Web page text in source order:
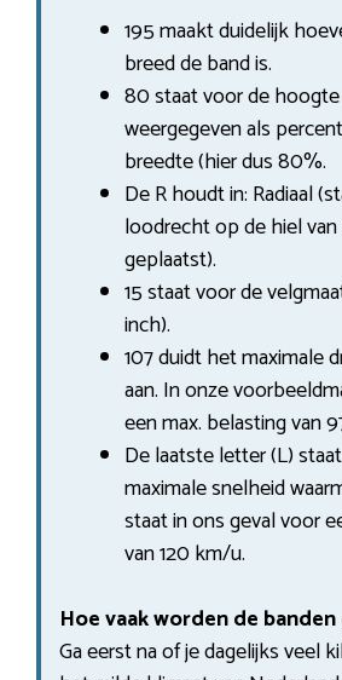
195 maakt duidelijk
breed de band is.
80 staat voor de hoogte
weergegeven als
breedte (hier dus 80%.
De R houdt in: Radiaal
loodrecht op de hiel
geplaatst).
15 staat voor de
inch).
107 duidt het maximale
aan. In onze
een max. belasting van
De laatste letter (L)
maximale snelheid
staat in ons geval voor
van 120 km/u.
Hoe vaak worden de
Ga eerst na of je dagelijks veel